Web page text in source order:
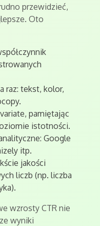
przewidzieć,
Oto
raz: tekst, kolor,
pamiętając
istotności.
Google
itp.
jakości
liczb (np. liczba
wzrosty CTR nie
wyniki